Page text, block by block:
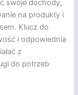
swoje dochody,
na produkty i
Klucz do
i odpowiednia
z
do potrzeb